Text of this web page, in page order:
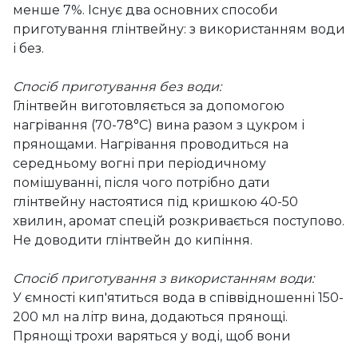
менше 7%. Існує два основних способи
приготування глінтвейну: з використанням води
і без.
Спосіб приготування без води:
Глінтвейн виготовляється за допомогою
нагрівання (70-78°C) вина разом з цукром і
прянощами. Нагрівання проводиться на
середньому вогні при періодичному
помішуванні, після чого потрібно дати
глінтвейну настоятися під кришкою 40-50
хвилин, аромат спецій розкривається поступово.
Не доводити глінтвейн до кипіння.
Спосіб приготування з використанням води:
У ємності кип'ятиться вода в співвідношенні 150-
200 мл на літр вина, додаються прянощі.
Прянощі трохи варяться у воді, щоб вони